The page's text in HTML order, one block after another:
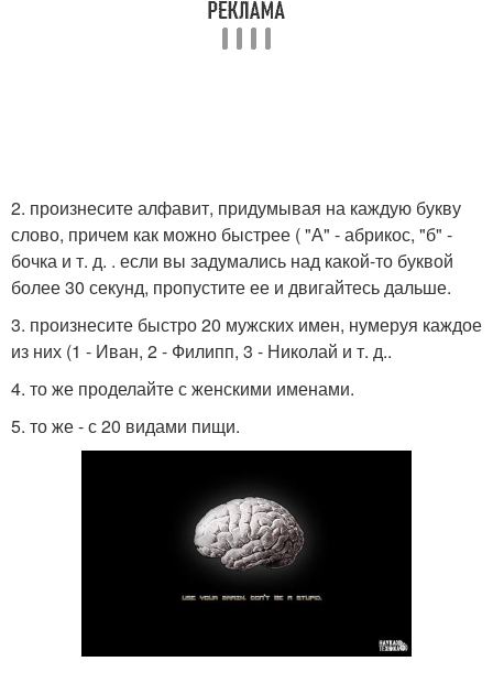
2. произнесите алфавит, придумывая на каждую букву
слово, причем как можно быстрее ( "А" - абрикос, "б" -
бочка и т. д. . если вы задумались над какой-то буквой
более 30 секунд, пропустите ее и двигайтесь дальше.
3. произнесите быстро 20 мужских имен, нумеруя каждое
из них (1 - Иван, 2 - Филипп, 3 - Николай и т. д..
4. то же проделайте с женскими именами.
5. то же - с 20 видами пищи.